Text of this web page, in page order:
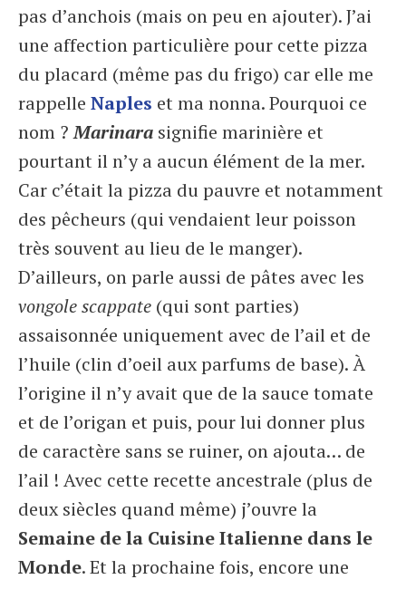
pas d’anchois (mais on peu en ajouter). J’ai
une affection particulière pour cette pizza
du placard (même pas du frigo) car elle me
rappelle Naples et ma nonna. Pourquoi ce
nom ?Marinara signifie marinière et
pourtant il n’y a aucun élément de la mer.
Car c’était la pizza du pauvre et notamment
des pêcheurs (qui vendaient leur poisson
très souvent au lieu de le manger).
D’ailleurs, on parle aussi de pâtes avec les
vongole scappate (qui sont parties)
assaisonnée uniquement avec de l’ail et de
l’huile (clin d’oeil aux parfums de base). À
l’origine il n’y avait que de la sauce tomate
et de l’origan et puis, pour lui donner plus
de caractère sans se ruiner, on ajouta… de
l’ail ! Avec cette recette ancestrale (plus de
deux siècles quand même) j’ouvre la
Semaine de la Cuisine Italienne dans le
Monde. Et la prochaine fois, encore une